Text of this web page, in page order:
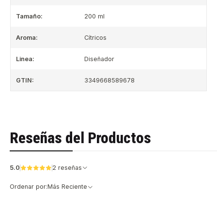
Tamaño: 200 ml
Aroma: Cítricos
Linea: Diseñador
GTIN: 3349668589678
Reseñas del Productos
5.0 2 reseñas
Ordenar por:Más Reciente